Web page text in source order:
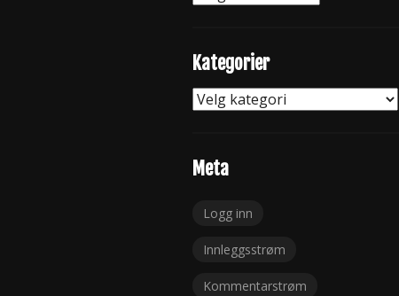
Kategorier
Kategorier
Meta
Logg inn
Innleggsstrøm
Kommentarstrøm